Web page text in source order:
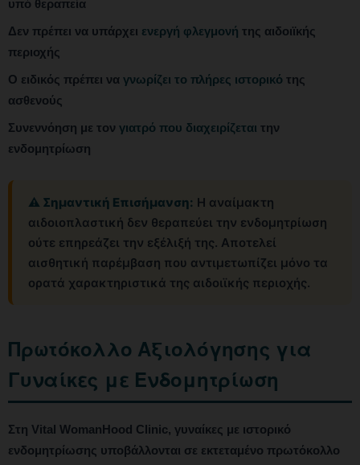
υπό θεραπεία
Δεν πρέπει να υπάρχει ενεργή φλεγμονή της αιδοιϊκής
περιοχής
Ο ειδικός πρέπει να γνωρίζει το πλήρες ιστορικό της
ασθενούς
Συνεννόηση με τον γιατρό που διαχειρίζεται την
ενδομητρίωση
⚠ Σημαντική Επισήμανση: Η αναίμακτη
αιδοιοπλαστική δεν θεραπεύει την ενδομητρίωση
ούτε επηρεάζει την εξέλιξή της. Αποτελεί
αισθητική παρέμβαση που αντιμετωπίζει μόνο τα
ορατά χαρακτηριστικά της αιδοιϊκής περιοχής.
Πρωτόκολλο Αξιολόγησης για
Γυναίκες με Ενδομητρίωση
Στη Vital WomanHood Clinic, γυναίκες με ιστορικό
ενδομητρίωσης υποβάλλονται σε εκτεταμένο πρωτόκολλο